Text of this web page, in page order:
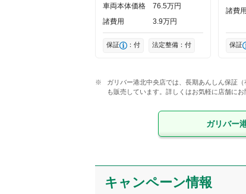
車両本体価格 76 5万円
諸費用
3 9万円
保証 ：付 法定整備：付
諸費用
保証
ガリバー港北中央店では、長期あんしん保証
も販売しています。詳しくはお気軽に店舗にお
ガリバー
キャンペーン情報